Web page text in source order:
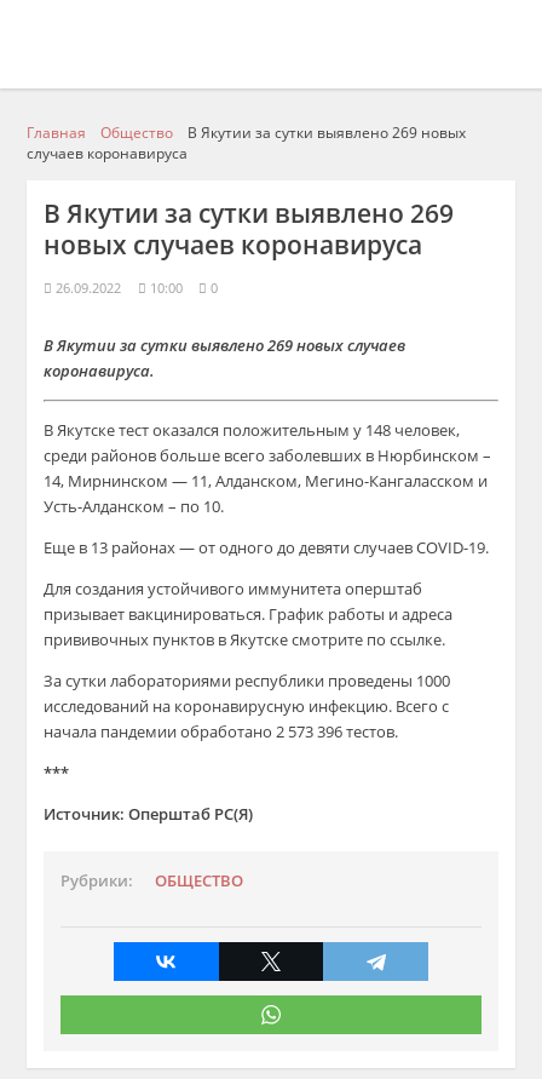
Главная Общество
В Якутии за сутки выявлено 269 новых
случаев коронавируса
В Якутии за сутки выявлено 269
новых случаев коронавируса
26.09.2022 10:00 0
В Якутии за сутки выявлено 269 новых случаев
коронавируса.
В Якутске тест оказался положительным у 148 человек,
среди районов больше всего заболевших в Нюрбинском –
14, Мирнинском — 11, Алданском, Мегино-Кангаласском и
Усть-Алданском – по 10.
Еще в 13 районах — от одного до девяти случаев COVID-19.
Для создания устойчивого иммунитета оперштаб
призывает вакцинироваться. График работы и адреса
прививочных пунктов в Якутске смотрите по ссылке.
За сутки лабораториями республики проведены 1000
исследований на коронавирусную инфекцию. Всего с
начала пандемии обработано 2 573 396 тестов.
***
Источник: Оперштаб РС(Я)
Рубрики: ОБЩЕСТВО